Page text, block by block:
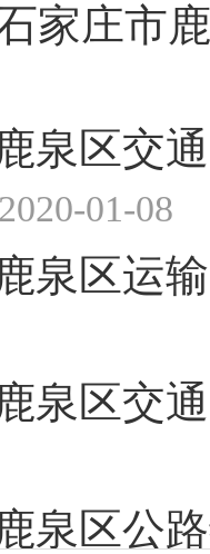
家庄市
泉区交
2020-01-08
泉区运
泉区交
泉区公